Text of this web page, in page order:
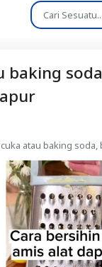
baking
atau baking